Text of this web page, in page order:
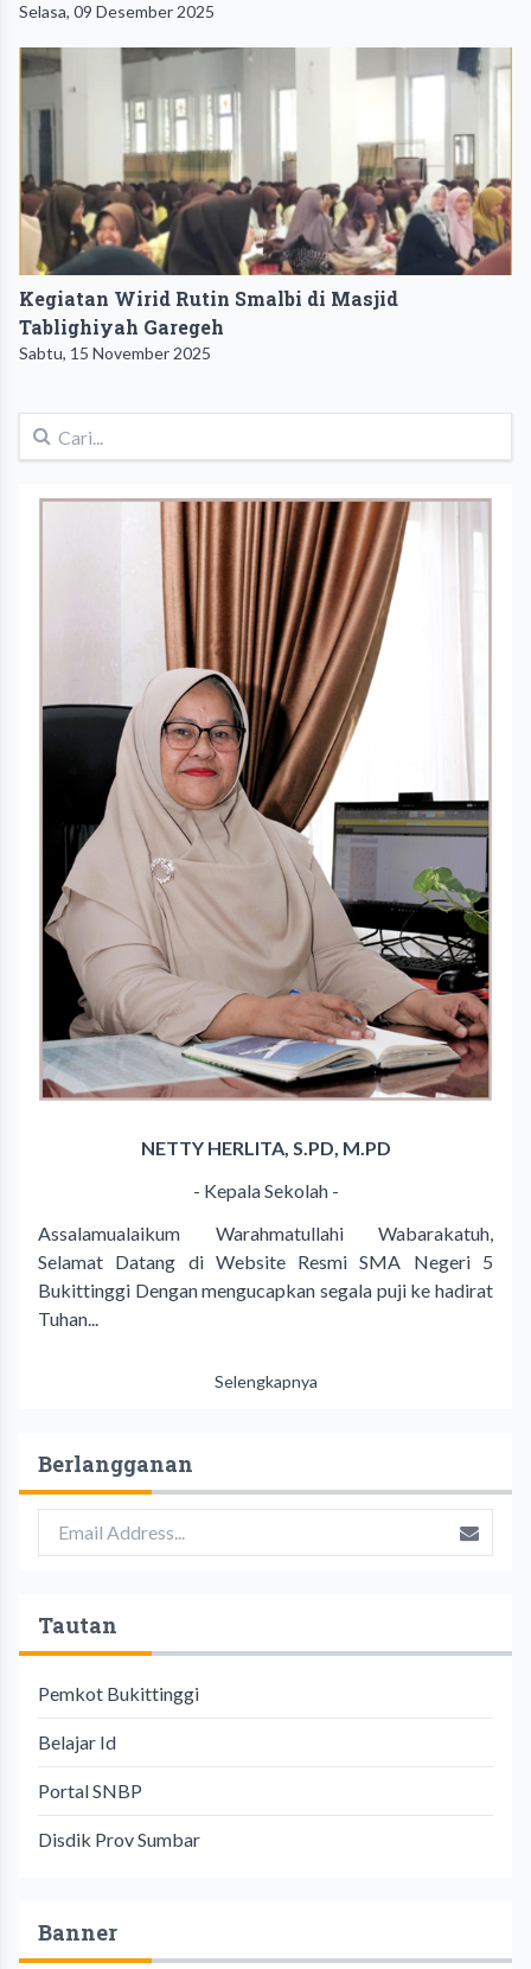
Selasa, 09 Desember 2025
Kegiatan Wirid Rutin Smalbi di Masjid
Tablighiyah Garegeh
Sabtu, 15 November 2025
NETTY HERLITA, S.PD, M.PD
- Kepala Sekolah -
Assalamualaikum Warahmatullahi Wabarakatuh,
Selamat Datang di Website Resmi SMA Negeri 5
Bukittinggi Dengan mengucapkan segala puji ke hadirat
Tuhan...
Selengkapnya
Berlangganan
Tautan
Pemkot Bukittinggi
Belajar Id
Portal SNBP
Disdik Prov Sumbar
Banner